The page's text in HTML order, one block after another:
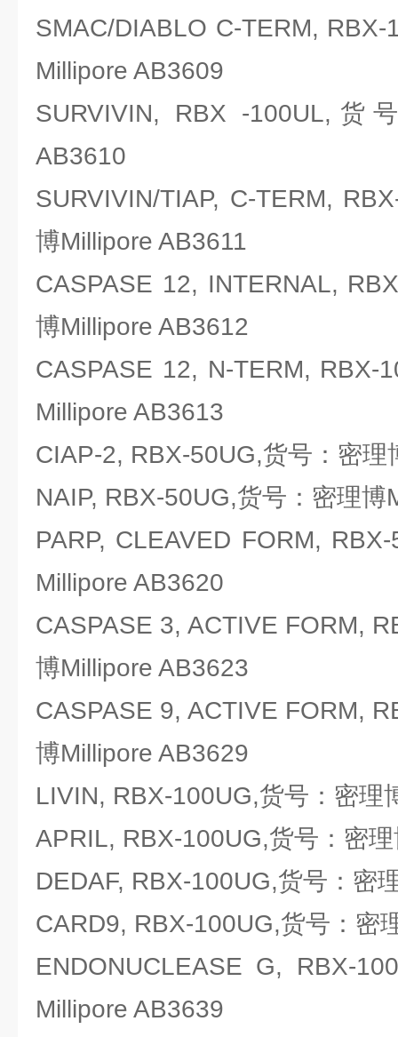
SMAC/DIABLO C-TERM,
Millipore AB3609
SURVIVIN, RBX -100UL,货
AB3610
SURVIVIN/TIAP, C-TERM,
博Millipore AB3611
CASPASE 12, INTERNAL,
博Millipore AB3612
CASPASE 12, N-TERM, RBX-
Millipore AB3613
CIAP-2, RBX-50UG,货号：密理
NAIP, RBX-50UG,货号：密理博
PARP, CLEAVED FORM,
Millipore AB3620
CASPASE 3, ACTIVE FORM,
博Millipore AB3623
CASPASE 9, ACTIVE FORM,
博Millipore AB3629
LIVIN, RBX-100UG,货号：密理
APRIL, RBX-100UG,货号：密
DEDAF, RBX-100UG,货号：密
CARD9, RBX-100UG,货号：密
ENDONUCLEASE G, RBX-
Millipore AB3639